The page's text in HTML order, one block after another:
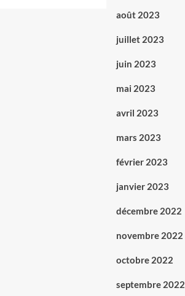
août 2023
juillet 2023
juin 2023
mai 2023
avril 2023
mars 2023
février 2023
janvier 2023
décembre 2022
novembre 2022
octobre 2022
septembre 2022